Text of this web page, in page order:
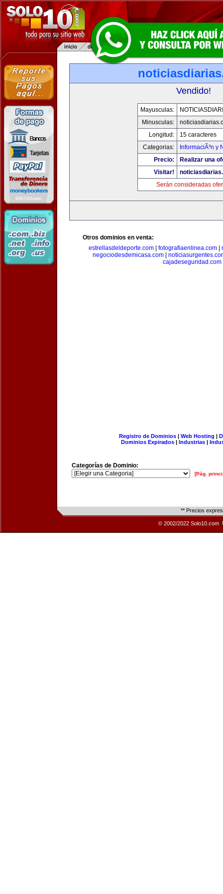
Vendido!
Mayusculas:
Minusculas:
Longitud:
15 caracteres
Categorias:
InformaciÃ³n y
Precio:
Realizar una
Visitar!
Serán consideradas
Otros dominios en venta:
estrellasdeldeporte.com
fotografiaenlinea.com
negociodesdemicasa.com
cajadeseguridad.com
Registro de Dominios| Web Hosting |
Dominios Expirados | Industrias |
Categorías de Dominio:
[Pág.
** Precios
© 2002/2022 Solo10.com